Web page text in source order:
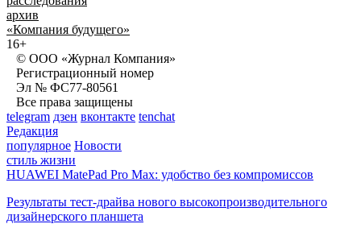
архив
«Компания будущего»
16+
© ООО «Журнал Компания»
Регистрационный номер
Эл № ФС77-80561
Все права защищены
telegram дзен вконтакте tenchat
Редакция
популярное Новости
стиль жизни
HUAWEI MatePad Pro Max: удобство без компромиссов
Результаты тест-драйва нового высокопроизводительного
дизайнерского планшета